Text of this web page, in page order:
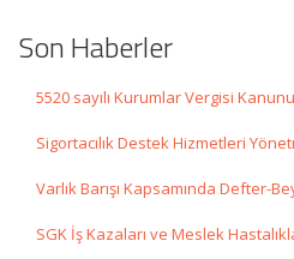
Son Haberler
5520 sayılı Kurumlar Vergisi
Sigortacılık Destek Hizmetleri
Varlık Barışı Kapsamında Defter-
SGK İş Kazaları ve Meslek